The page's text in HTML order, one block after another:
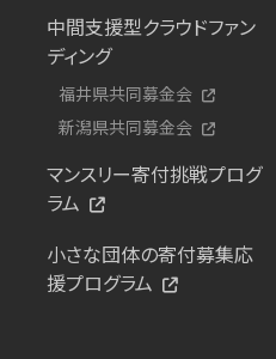
中間支援型クラウドファン
ディング
福井県共同募金会
新潟県共同募金会
マンスリー寄付挑戦プログ
ラム
小さな団体の寄付募集応
援プログラム